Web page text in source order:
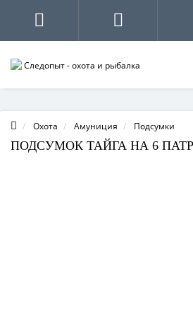
Охота Амуниция Подсумки
ПОДСУМОК ТАЙГА НА 6